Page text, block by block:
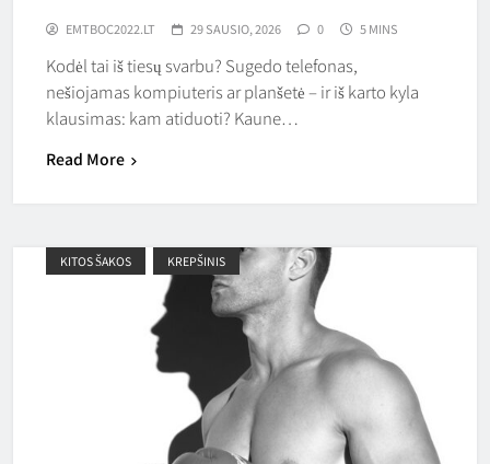
EMTBOC2022.LT 29 SAUSIO, 2026 0 5 MINS
Kodėl tai iš tiesų svarbu? Sugedo telefonas,
nešiojamas kompiuteris ar planšetė – ir iš karto kyla
klausimas: kam atiduoti? Kaune…
Read More
KITOS ŠAKOS KREPŠINIS